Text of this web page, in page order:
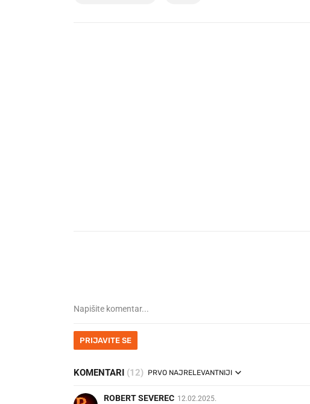
PRIJAVITE SE
KOMENTARI (12) PRVO NAJRELEVANTNIJI
ROBERT SEVEREC 12.02.2025.